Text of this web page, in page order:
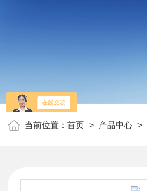
当前位置：首页 > 产品中心 >